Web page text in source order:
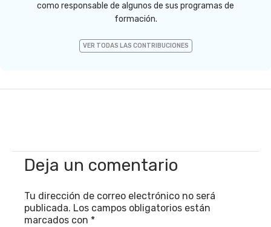
como responsable de algunos de sus programas de
formación.
VER TODAS LAS CONTRIBUCIONES
Deja un comentario
Tu dirección de correo electrónico no será
publicada. Los campos obligatorios están
marcados con *